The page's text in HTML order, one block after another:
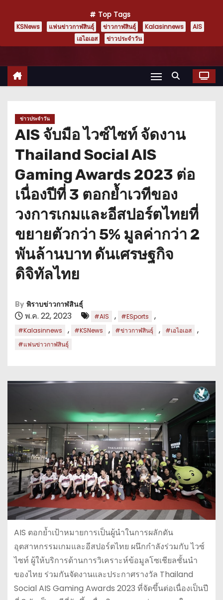
Top Tags
KSNews แฟนข่าวกาฬสินธุ์ ข่าวกาฬสินธุ์ Kalasinnews
AIS
เอไอเอส
ข่าวประจำวัน
ข่าวประจำวัน
AIS จับมือ ไวซ์ไซท์ จัดงาน
Thailand Social AIS
Gaming Awards 2023 ต่อ
เนื่องปีที่ 3 ตอกย้ำเวทีของ
วงการเกมและอีสปอร์ตไทยที่
ขยายตัวกว่า 5% มูลค่ากว่า 2
พันล้านบาท ดันเศรษฐกิจ
ดิจิทัลไทย
By พิราบข่าวกาฬสินธุ์
พ.ค. 22, 2023 #AIS , #ESports ,
#Kalasinnews , #KSNews , #ข่าวกาฬสินธุ์ , #เอไอเอส ,
#แฟนข่าวกาฬสินธุ์
AIS ตอกย้ำเป้าหมายการเป็นผู้นำในการผลักดัน
อุตสาหกรรมเกมและอีสปอร์ตไทย ผนึกกำลังร่วมกับ ไวซ์
ไซท์ ผู้ให้บริการด้านการวิเคราะห์ข้อมูลโซเชียลชั้นนำ
ของไทย ร่วมกันจัดงานและประกาศรางวัล Thailand
Social AIS Gaming Awards 2023 ที่จัดขึ้นต่อเนื่องเป็นปี